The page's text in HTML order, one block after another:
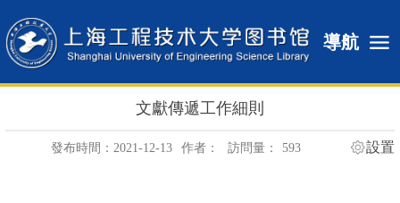
導航
文獻傳遞工作細則
發布時間：2021-12-13 作者： 訪問量： 593 設置